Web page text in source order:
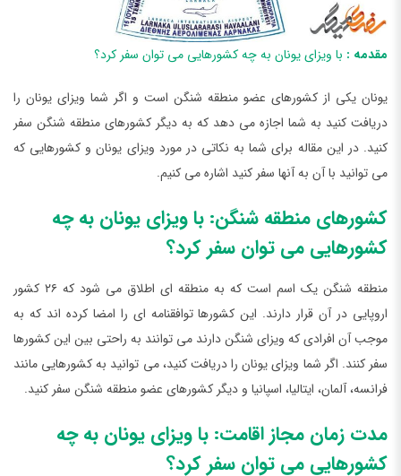
مقدمه : با ویزای یونان به چه کشورهایی می توان سفر کرد؟
یونان یکی از کشورهای عضو منطقه شنگن است و اگر شما ویزای یونان را
دریافت کنید به شما اجازه می دهد که به دیگر کشورهای منطقه شنگن سفر
کنید. در این مقاله برای شما به نکاتی در مورد ویزای یونان و کشورهایی که
می توانید با آن به آنها سفر کنید اشاره می کنیم.
کشورهای منطقه شنگن: با ویزای یونان به چه
کشورهایی می توان سفر کرد؟
منطقه شنگن یک اسم است که به منطقه ای اطلاق می شود که ۲۶ کشور
اروپایی در آن قرار دارند. این کشورها توافقنامه ای را امضا کرده اند که به
موجب آن افرادی که ویزای شنگن دارند می توانند به راحتی بین این کشورها
سفر کنند. اگر شما ویزای یونان را دریافت کنید، می توانید به کشورهایی مانند
فرانسه، آلمان، ایتالیا، اسپانیا و دیگر کشورهای عضو منطقه شنگن سفر کنید.
مدت زمان مجاز اقامت: با ویزای یونان به چه
کشورهایی می توان سفر کرد؟